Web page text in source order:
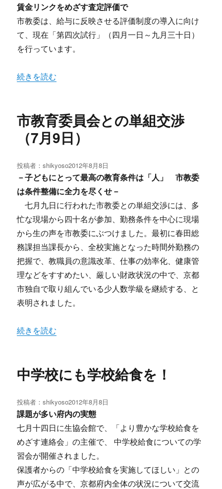
稿
賃金リンクをめざす査定評価で
市教委は、給与に反映させる評価制度の導入に向け
て、現在「第四次試行」（四月一日～九月三十日）
を行っています。
“市教委が教職員アンケート実施” の
続きを読む
市教育委員会との単組交渉
（7月9日）
投稿者：shikyoso投
稿
日:
2012年8月8日
－子どもにとって最高の教育条件は「人」 市教委
は条件整備に全力を尽くせ－
七月九日に行われた市教委との単組交渉には、多
忙な現場から四十名が参加、勤務条件を中心に現場
から生の声を市教委にぶつけました。最初に春田総
務課担当課長から、全校実施となった時間外勤務の
把握で、教職員の意識改革、仕事の効率化、健康管
理などをすすめたい、厳しい財政状況の中で、京都
市独自で取り組んでいる少人数学級を継続する、と
表明されました。
“市教育委員会との単組交渉（7月9日）” の
続きを読む
中学校にも学校給食を！
投稿者：shikyoso投
稿
日:
2012年8月8日
課題が多い府内の実態
七月十四日に生協会館で、「より豊かな学校給食を
めざす連絡会」の主催で、 中学校給食についての学
習会が開催されました。
保護者からの「中学校給食を実施してほしい」との
声が広がる中で、京都府内全体の状況について交流